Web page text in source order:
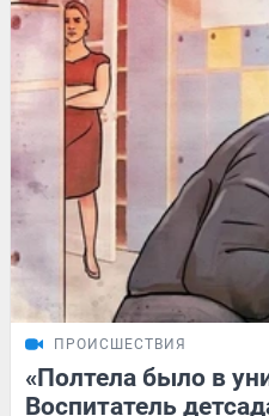
ПРОИСШЕСТВИЯ
«Полтела было в
Воспитатель